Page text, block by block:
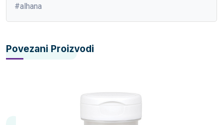
#alhana
Povezani Proizvodi